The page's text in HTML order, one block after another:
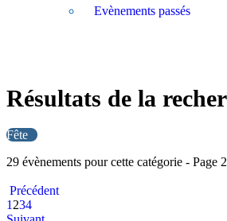
Evènements passés
Résultats de la
Fête
29 évènements pour cette catégorie - Page
Précédent
1 234